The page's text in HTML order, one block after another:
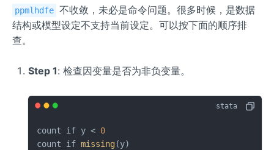
ppmlhdfe 不收敛，未必是命令问题。很多时候，是数据
结构或模型设定不支持当前设定。可以按下面的顺序排
查。
Step 1: 检查因变量是否为非负变量。
count if y < 0
count if missing(y)